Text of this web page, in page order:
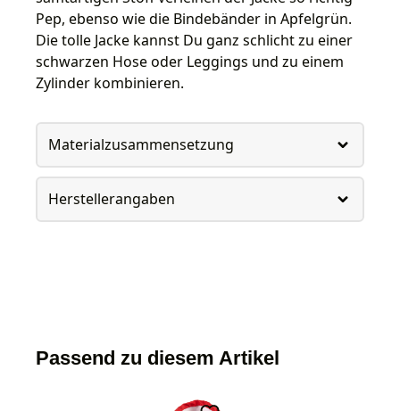
Pep, ebenso wie die Bindebänder in Apfelgrün.
Die tolle Jacke kannst Du ganz schlicht zu einer
schwarzen Hose oder Leggings und zu einem
Zylinder kombinieren.
Materialzusammensetzung
Herstellerangaben
Passend zu diesem Artikel